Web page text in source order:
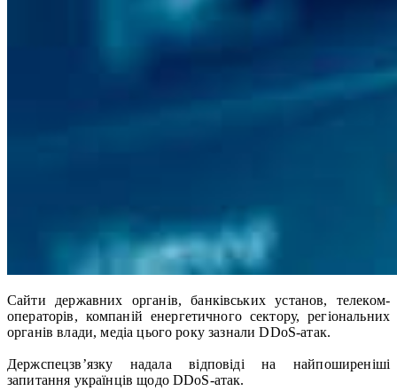
Сайти державних органів, банківських установ, телеком-
операторів, компаній енергетичного сектору, регіональних
органів влади, медіа цього року зазнали DDoS-атак.
Держспецзв’язку надала відповіді на найпоширеніші
запитання українців щодо DDoS-атак.